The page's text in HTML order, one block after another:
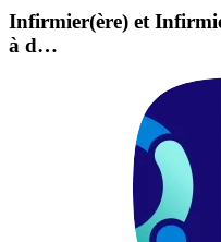
Infirmier(ère) et
à d…